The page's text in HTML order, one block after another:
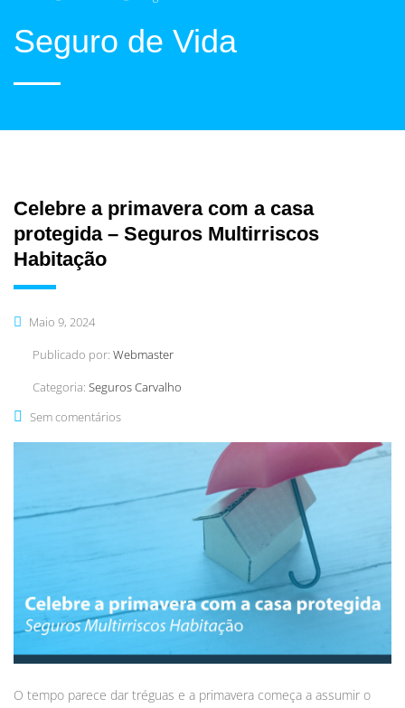
Seguro de Vida
Celebre a primavera com a casa
protegida – Seguros Multirriscos
Habitação
Maio 9, 2024
Publicado por: Webmaster
Categoria: Seguros Carvalho
Sem comentários
O tempo parece dar tréguas e a primavera começa a assumir o